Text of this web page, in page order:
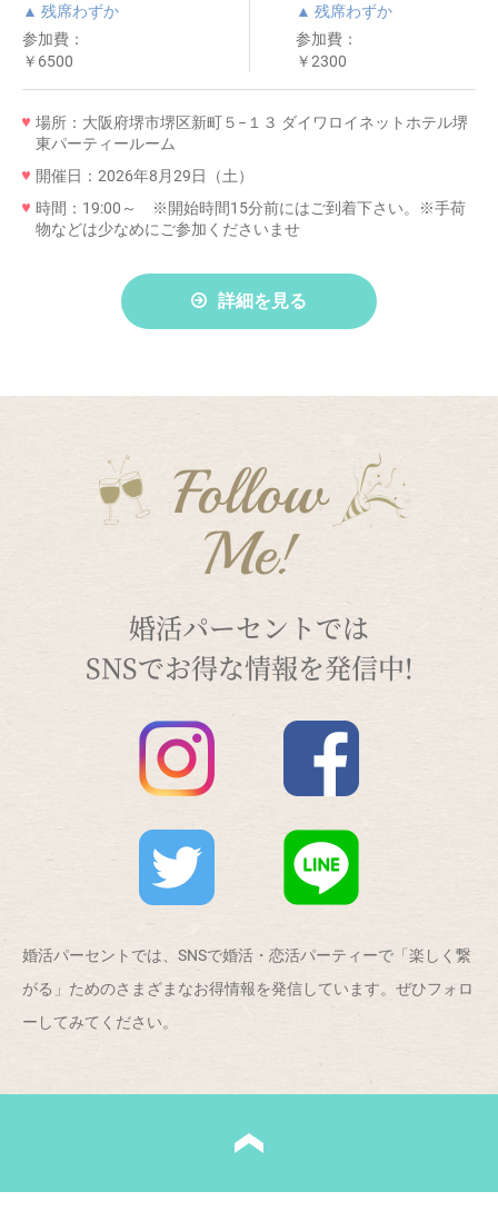
▲ 残席わずか
参加費：
￥6500
▲ 残席わずか
参加費：
￥2300
場所：大阪府堺市堺区新町５−１３ ダイワロイネットホテル堺
東パーティールーム
開催日：2026年8月29日（土）
時間：19:00～ ※開始時間15分前にはご到着下さい。※手荷
物などは少なめにご参加くださいませ
詳細を見る
Follow
Me!
婚活パーセントでは
SNSでお得な情報を発信中!
婚活パーセントでは、SNSで婚活・恋活パーティーで「楽しく繋
がる」ためのさまざまなお得情報を発信しています。ぜひフォロ
ーしてみてください。